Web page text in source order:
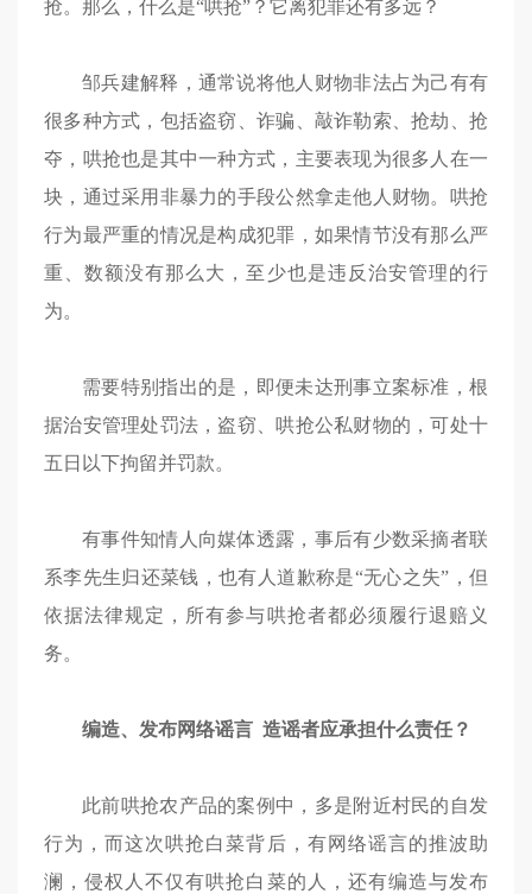
抢。那么，什么是“哄抢”？它离犯罪还有多远？
邹兵建解释，通常说将他人财物非法占为己有有
很多种方式，包括盗窃、诈骗、敲诈勒索、抢劫、抢
夺，哄抢也是其中一种方式，主要表现为很多人在一
块，通过采用非暴力的手段公然拿走他人财物。哄抢
行为最严重的情况是构成犯罪，如果情节没有那么严
重、数额没有那么大，至少也是违反治安管理的行
为。
需要特别指出的是，即便未达刑事立案标准，根
据治安管理处罚法，盗窃、哄抢公私财物的，可处十
五日以下拘留并罚款。
有事件知情人向媒体透露，事后有少数采摘者联
系李先生归还菜钱，也有人道歉称是“无心之失”，但
依据法律规定，所有参与哄抢者都必须履行退赔义
务。
编造、发布网络谣言 造谣者应承担什么责任？
此前哄抢农产品的案例中，多是附近村民的自发
行为，而这次哄抢白菜背后，有网络谣言的推波助
澜，侵权人不仅有哄抢白菜的人，还有编造与发布